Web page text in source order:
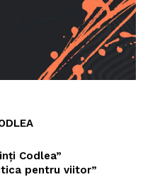
Codlea”
pentru viitor”